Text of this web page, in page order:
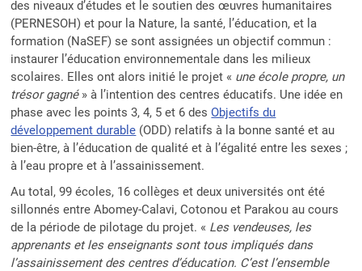
des niveaux d’études et le soutien des œuvres humanitaires
(PERNESOH) et pour la Nature, la santé, l’éducation, et la
formation (NaSEF) se sont assignées un objectif commun :
instaurer l’éducation environnementale dans les milieux
scolaires. Elles ont alors initié le projet « une école propre, un
trésor gagné» à l’intention des centres éducatifs. Une idée en
phase avec les points 3, 4, 5 et 6 desObjectifs du
développement durable (ODD) relatifs à la bonne santé et au
bien-être, à l’éducation de qualité et à l’égalité entre les sexes ;
à l’eau propre et à l’assainissement.
Au total, 99 écoles, 16 collèges et deux universités ont été
sillonnés entre Abomey-Calavi, Cotonou et Parakou au cours
de la période de pilotage du projet. « Les vendeuses, les
apprenants et les enseignants sont tous impliqués dans
l’assainissement des centres d’éducation. C’est l’ensemble